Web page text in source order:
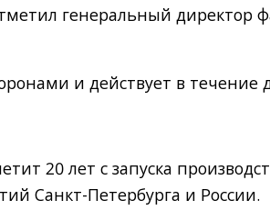
генеральный директор
и действует в течение
20 лет с запуска
Санкт-Петербурга и России.